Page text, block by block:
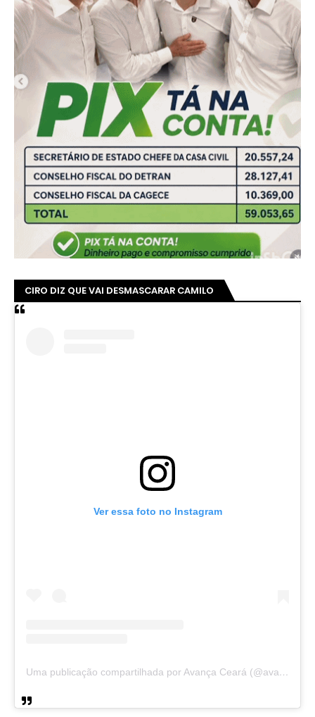
CIRO DIZ QUE VAI DESMASCARAR CAMILO
Ver essa foto no Instagram
Uma publicação compartilhada por Avança Ceará (@avancaceara)